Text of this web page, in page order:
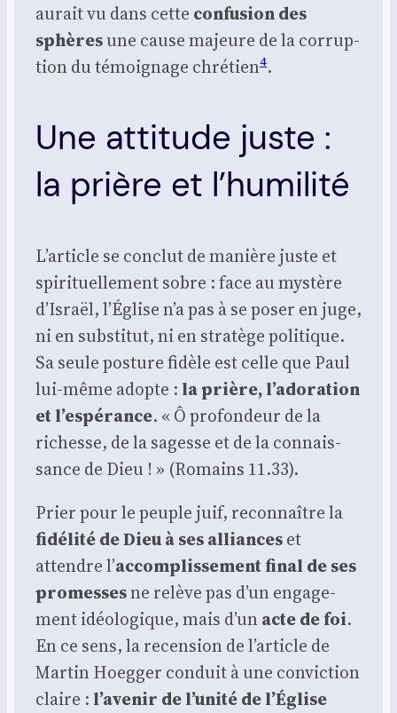
aurait vu dans cette confu­sion des
sphèresune cause majeure de la cor­rup­
tion du témoi­gnage chré­tien4.
Une attitude juste :
la prière et l’humilité
L’article se conclut de manière juste et
spi­ri­tuel­le­ment sobre : face au mys­tère
d’Israël, l’Église n’a pas à se poser en juge,
ni en sub­sti­tut, ni en stra­tège poli­tique.
Sa seule pos­ture fidèle est celle que Paul
lui-même adopte : la prière, l’adoration
et l’espérance. « Ô pro­fon­deur de la
richesse, de la sagesse et de la connais­
sance de Dieu ! » (Romains 11.33).
Prier pour le peuple juif, recon­naître la
fidé­li­té de Dieu à ses allianceset
attendre l’accom­plis­se­ment final de ses
pro­messesne relève pas d’un enga­ge­
ment idéo­lo­gique, mais d’unacte de foi.
En ce sens, la recen­sion de l’article de
Mar­tin Hoeg­ger conduit à une convic­tion
claire : l’avenir de l’unité de l’Église